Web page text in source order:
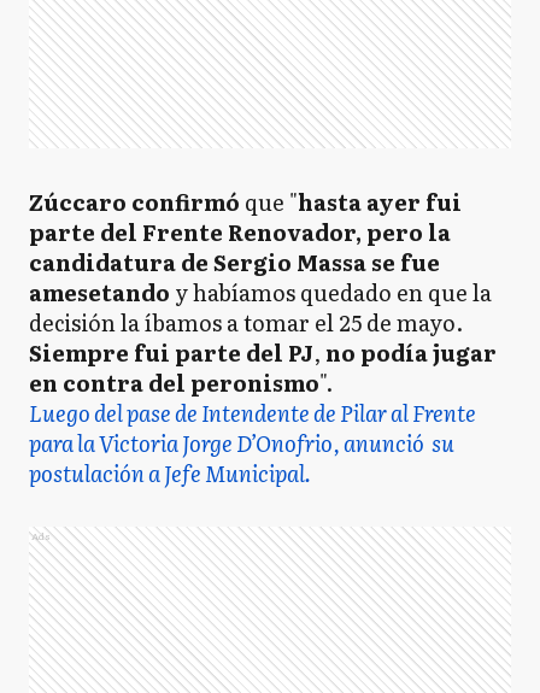
Zúccaro confirmó que "hasta ayer fui
parte del Frente Renovador, pero la
candidatura de Sergio Massa se fue
amesetando y habíamos quedado en que la
decisión la íbamos a tomar el 25 de mayo.
Siempre fui parte del PJ, no podía jugar
en contra del peronismo".
Luego del pase de Intendente de Pilar al Frente
para la Victoria Jorge D’Onofrio, anunció su
postulación a Jefe Municipal.
Ads